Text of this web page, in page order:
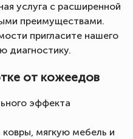
услуга с расширенной
преимуществами.
пригласите нашего
диагностику.
от кожеедов
эффекта
мягкую мебель и